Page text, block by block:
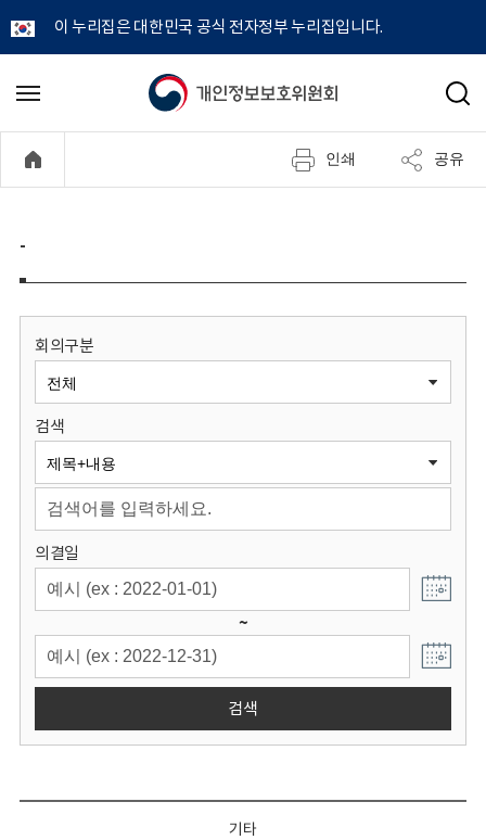
이 누리집은 대한민국 공식 전자정부 누리집입니다.
개
정
보
원
회
메
기
검
인쇄 공유
-
회의구분
검색
의결일
~
검색
기타